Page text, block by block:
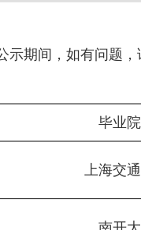
示期间，如有问题
毕业
上海交